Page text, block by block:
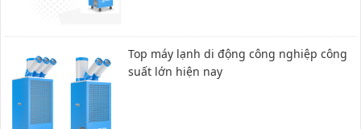
Top máy lạnh di động công nghiệp công
suất lớn hiện nay